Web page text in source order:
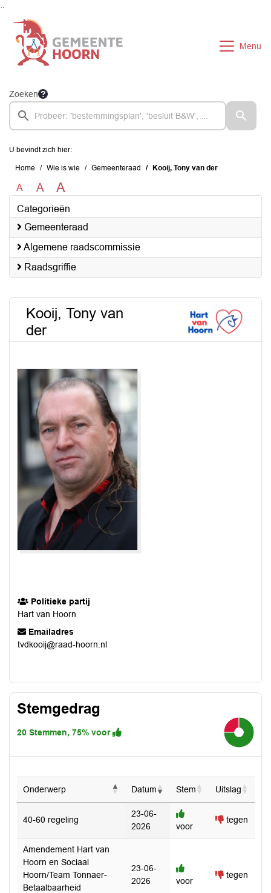
Menu
Zoeken
U bevindt zich hier:
Home Wie is wie Gemeenteraad Kooij, Tony van der
A A A
Categorieën
Gemeenteraad
Algemene raadscommissie
Raadsgriffie
Kooij, Tony van
der
Politieke partij
Hart van Hoorn
Emailadres
tvdkooij@raad-hoorn.nl
Stemgedrag
20 Stemmen, 75% voor
75%
Onderwerp Datum Stem Uitslag
40-60 regeling
23-06-
2026
voor
tegen
Amendement Hart van
Hoorn en Sociaal
Hoorn/Team Tonnaer-
Betaalbaarheid
23-06-
2026
voor
tegen